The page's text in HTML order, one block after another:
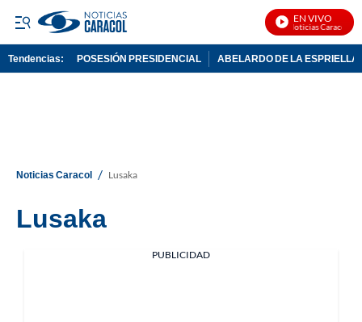
EN VIVO
Noticias Caracol En
Tendencias: POSESIÓN PRESIDENCIAL ABELARDO DE LA ESPRIELLA
Noticias Caracol / Lusaka
Lusaka
PUBLICIDAD